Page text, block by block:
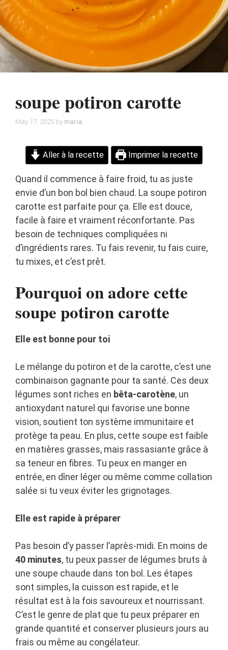
soupe potiron carotte
May 17, 2025 by maria
Aller à la recette Imprimer la recette
Quand il commence à faire froid, tu as juste
envie d’un bon bol bien chaud. La soupe potiron
carotte est parfaite pour ça. Elle est douce,
facile à faire et vraiment réconfortante. Pas
besoin de techniques compliquées ni
d’ingrédients rares. Tu fais revenir, tu fais cuire,
tu mixes, et c’est prêt.
Pourquoi on adore cette
soupe potiron carotte
Elle est bonne pour toi
Le mélange du potiron et de la carotte, c’est une
combinaison gagnante pour ta santé. Ces deux
légumes sont riches en bêta-carotène, un
antioxydant naturel qui favorise une bonne
vision, soutient ton système immunitaire et
protège ta peau. En plus, cette soupe est faible
en matières grasses, mais rassasiante grâce à
sa teneur en fibres. Tu peux en manger en
entrée, en dîner léger ou même comme collation
salée si tu veux éviter les grignotages.
Elle est rapide à préparer
Pas besoin d’y passer l’après-midi. En moins de
40 minutes, tu peux passer de légumes bruts à
une soupe chaude dans ton bol. Les étapes
sont simples, la cuisson est rapide, et le
résultat est à la fois savoureux et nourrissant.
C’est le genre de plat que tu peux préparer en
grande quantité et conserver plusieurs jours au
frais ou même au congélateur.